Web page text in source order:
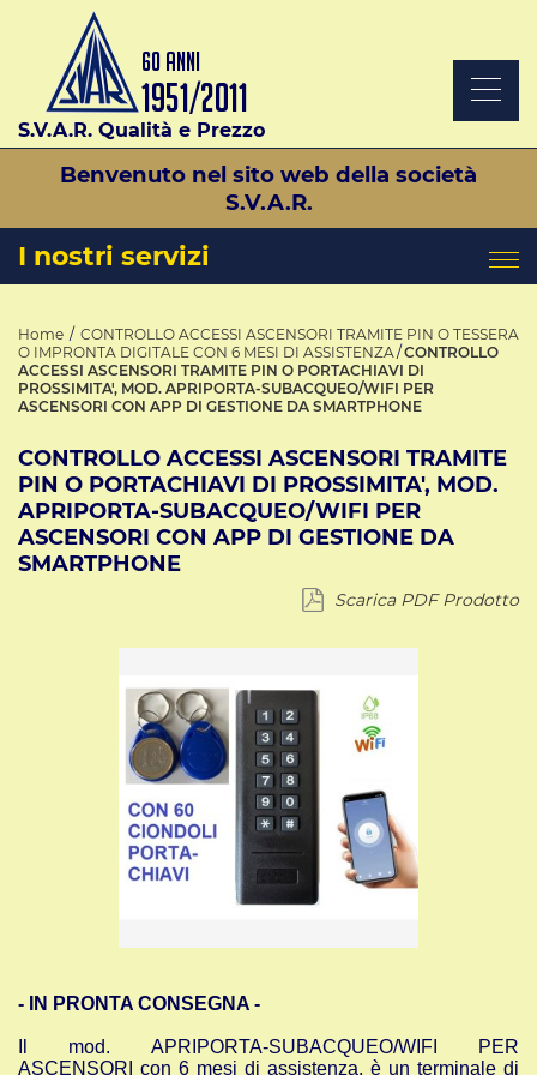
S.V.A.R. Qualità e Prezzo
Benvenuto nel sito web della società
S.V.A.R.
I nostri servizi
Home
CONTROLLO ACCESSI ASCENSORI TRAMITE PIN O TESSERA
O IMPRONTA DIGITALE CON 6 MESI DI ASSISTENZA CONTROLLO
ACCESSI ASCENSORI TRAMITE PIN O PORTACHIAVI DI
PROSSIMITA', MOD. APRIPORTA-SUBACQUEO/WIFI PER
ASCENSORI CON APP DI GESTIONE DA SMARTPHONE
CONTROLLO ACCESSI ASCENSORI TRAMITE
PIN O PORTACHIAVI DI PROSSIMITA', MOD.
APRIPORTA-SUBACQUEO/WIFI PER
ASCENSORI CON APP DI GESTIONE DA
SMARTPHONE
Scarica PDF Prodotto
- IN PRONTA CONSEGNA -
Il mod. APRIPORTA-SUBACQUEO/WIFI PER
ASCENSORI con 6 mesi di assistenza, è un terminale di